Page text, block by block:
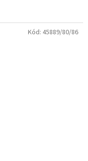
Kód: 45889/80/86